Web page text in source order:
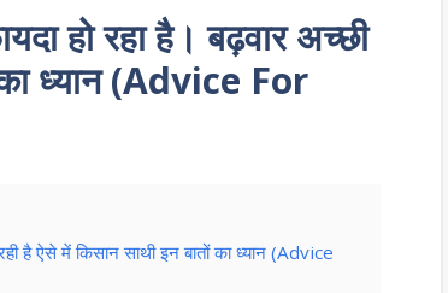
हो रहा है। बढ़वार अच्छी
का ध्यान (Advice For
है ऐसे में किसान साथी इन बातों का ध्यान (Advice